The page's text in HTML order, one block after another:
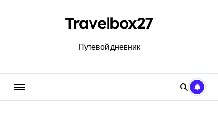
Travelbox27
Путевой дневник